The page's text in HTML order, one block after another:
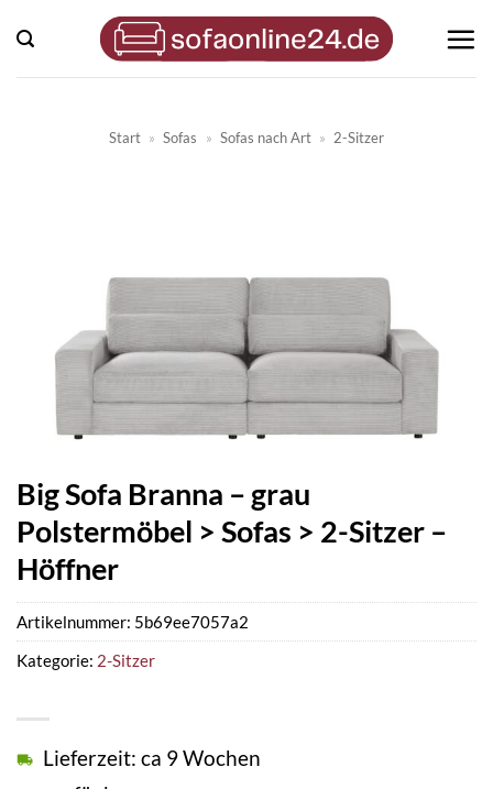
Inhalt
springen
Start » Sofas » Sofas nach Art » 2-Sitzer
Big Sofa Branna – grau
Polstermöbel > Sofas > 2-Sitzer –
Höffner
Lieferzeit: ca 9 Wochen
Artikelnummer: 5b69ee7057a2
Kategorie: 2-Sitzer